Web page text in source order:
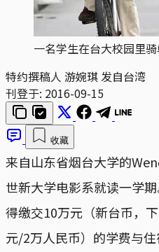
一名学生在台大校园里骑
特约撰稿人 游婉琪 发自台湾
刊登于: 2016-09-15
收藏
来自山东省烟台大学的
世新大学电影系就读一学
得缴交10万元（新台币，
元/2万人民币）的学费与